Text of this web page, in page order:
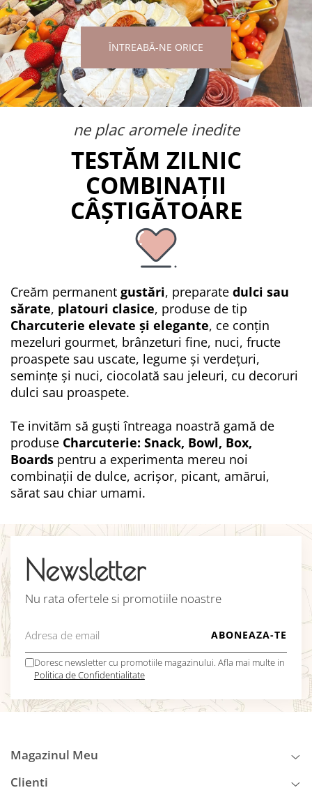
ÎNTREABĂ-NE ORICE
ne plac aromele inedite
TESTĂM ZILNIC
COMBINAȚII
CÂȘTIGĂTOARE
Creăm permanent gustări, preparate dulci sau
sărate, platouri clasice, produse de tip
Charcuterie elevate și elegante, ce conțin
mezeluri gourmet, brânzeturi fine, nuci, fructe
proaspete sau uscate, legume și verdețuri,
semințe și nuci, ciocolată sau jeleuri, cu decoruri
dulci sau proaspete.
Te invităm să guști întreaga noastră gamă de
produse Charcuterie: Snack, Bowl, Box,
Boards pentru a experimenta mereu noi
combinații de dulce, acrișor, picant, amărui,
sărat sau chiar umami.
Newsletter
Nu rata ofertele si promotiile noastre
Doresc newsletter cu promotiile magazinului. Afla mai multe in
Politica de Confidentialitate
Magazinul Meu
Clienti